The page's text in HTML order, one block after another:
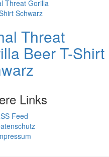
Threat
Beer T-Shirt
Links
Feed